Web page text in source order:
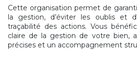
Cette organisation permet de
la gestion, d’éviter les oublis et
traçabilité des actions. Vous
claire de la gestion de votre bien,
précises et un accompagnement